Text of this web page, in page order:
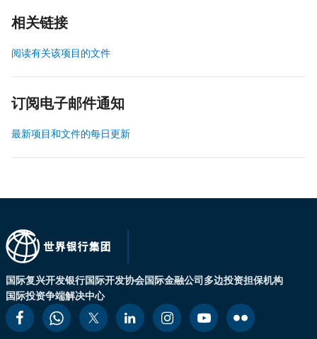
相关链接
阅读有关该项目的文件
订阅电子邮件通知
最新项目和文件的每日更新
国际复兴开发银行国际开发协会国际金融公司多边投资担保机构
国际投资争端解决中心